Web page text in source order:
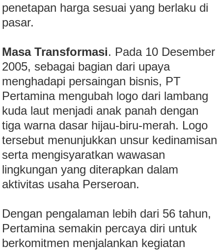
penetapan harga sesuai yang berlaku di
pasar.
Masa Transformasi. Pada 10 Desember
2005, sebagai bagian dari upaya
menghadapi persaingan bisnis, PT
Pertamina mengubah logo dari lambang
kuda laut menjadi anak panah dengan
tiga warna dasar hijau-biru-merah. Logo
tersebut menunjukkan unsur kedinamisan
serta mengisyaratkan wawasan
lingkungan yang diterapkan dalam
aktivitas usaha Perseroan.
Dengan pengalaman lebih dari 56 tahun,
Pertamina semakin percaya diri untuk
berkomitmen menjalankan kegiatan